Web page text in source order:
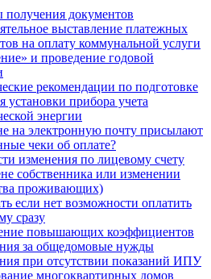
документов
выставление платежных
на оплату коммунальной услуги
и проведение годовой
рекомендации по подготовке
установки прибора учета
энергии
на электронную почту присылают
чеки об оплате?
изменения по лицевому счету
собственника или изменении
проживающих)
если нет возможности оплатить
сразу
повышающих коэффициентов
за общедомовые нужды
при отсутствии показаний ИПУ
многоквартирных домов